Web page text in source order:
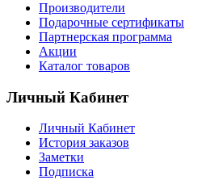
Производители
Подарочные сертификаты
Партнерская программа
Акции
Каталог товаров
Личный Кабинет
Личный Кабинет
История заказов
Заметки
Подписка